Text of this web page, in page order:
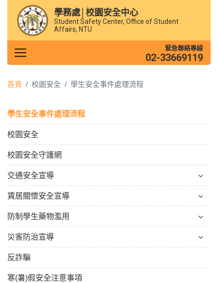
學務處│校園安全中心
Student Safety Center, Office of Student
Affairs, NTU
緊急聯絡專線
02-33669119
首頁 校園安全 學生安全事件處理流程
學生安全事件處理流程
校園安全
校園安全守護網
交通安全宣導
賃居關懷安全宣導
防制學生藥物濫用
災害防治宣導
反詐騙
寒(暑)假安全注意事項